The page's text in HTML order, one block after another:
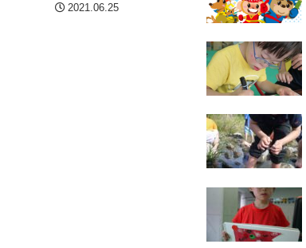
2021.06.25